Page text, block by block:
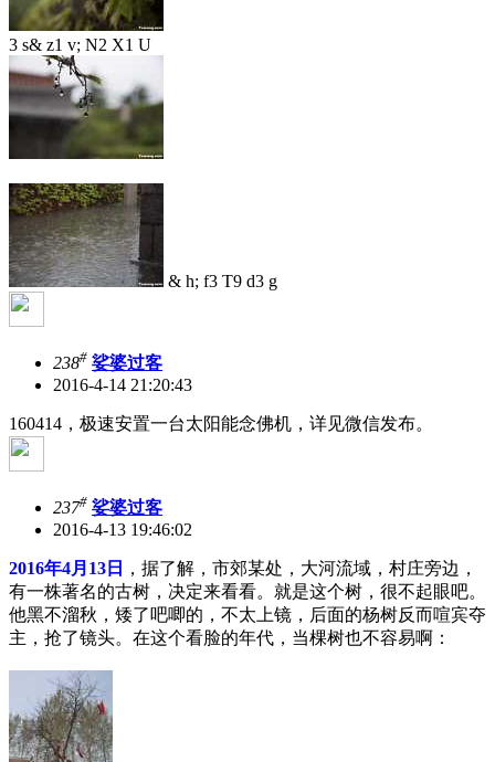
3 s& z1 v; N2 X1 U
& h; f3 T9 d3 g
238# 娑婆过客
2016-4-14 21:20:43
160414，极速安置一台太阳能念佛机，详见微信发布。
237# 娑婆过客
2016-4-13 19:46:02
2016年4月13日
，据了解，市郊某处，大河流域，村庄旁边，
有一株著名的古树，决定来看看。就是这个树，很不起眼吧。
他黑不溜秋，矮了吧唧的，不太上镜，后面的杨树反而喧宾夺
主，抢了镜头。在这个看脸的年代，当棵树也不容易啊：